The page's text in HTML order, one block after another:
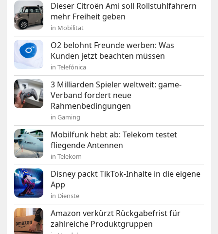
Dieser Citroën Ami soll Rollstuhlfahrern
mehr Freiheit geben
in Mobilität
O2 belohnt Freunde werben: Was
Kunden jetzt beachten müssen
in Telefónica
3 Milliarden Spieler weltweit: game-
Verband fordert neue
Rahmenbedingungen
in Gaming
Mobilfunk hebt ab: Telekom testet
fliegende Antennen
in Telekom
Disney packt TikTok-Inhalte in die eigene
App
in Dienste
Amazon verkürzt Rückgabefrist für
zahlreiche Produktgruppen